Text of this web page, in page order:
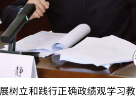
树立和践行正确政绩观学习